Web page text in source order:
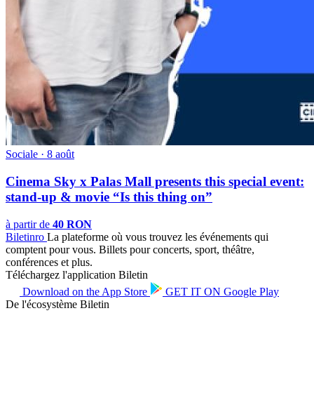
Sociale · 8 août
Cinema Sky x Palas Mall presents this special event:
stand-up & movie “Is this thing on”
à partir de 40 RON
Biletinro La plateforme où vous trouvez les événements qui
comptent pour vous. Billets pour concerts, sport, théâtre,
conférences et plus.
Téléchargez l'application Biletin
Download on the App Store GET IT ON Google Play
De l'écosystème Biletin